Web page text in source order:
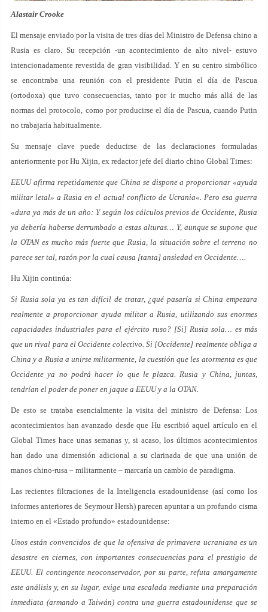
Alastair Crooke
El mensaje enviado por la visita de tres días del Ministro de Defensa chino a
Rusia es claro. Su recepción -un acontecimiento de alto nivel- estuvo
intencionadamente revestida de gran visibilidad. Y en su centro simbólico
se encontraba una reunión con el presidente Putin el día de Pascua
(ortodoxa) que tuvo consecuencias, tanto por ir mucho más allá de las
normas del protocolo, como por producirse el día de Pascua, cuando Putin
no trabajaría habitualmente.
Su mensaje clave puede deducirse de las declaraciones formuladas
anteriormente por Hu Xijin, ex redactor jefe del diario chino Global Times:
EEUU afirma repetidamente que China se dispone a proporcionar «ayuda
militar letal» a Rusia en el actual conflicto de Ucrania«. Pero esa guerra
«dura ya más de un año: Y según los cálculos previos de Occidente, Rusia
ya debería haberse derrumbado a estas alturas… Y, aunque se supone que
la OTAN es mucho más fuerte que Rusia, la situación sobre el terreno no
parece ser tal, razón por la cual causa [tanta] ansiedad en Occidente….
Hu Xijin continúa:
Si Rusia sola ya es tan difícil de tratar, ¿qué pasaría si China empezara
realmente a proporcionar ayuda militar a Rusia, utilizando sus enormes
capacidades industriales para el ejército ruso? [Si] Rusia sola… es más
que un rival para el Occidente colectivo. Si [Occidente] realmente obliga a
China y a Rusia a unirse militarmente, la cuestión que les atormenta es que
Occidente ya no podrá hacer lo que le plazca. Rusia y China, juntas,
tendrían el poder de poner en jaque a EEUU y a la OTAN.
De esto se trataba esencialmente la visita del ministro de Defensa: Los
acontecimientos han avanzado desde que Hu escribió aquel artículo en el
Global Times hace unas semanas y, si acaso, los últimos acontecimientos
han dado una dimensión adicional a su clarinada de que una unión de
manos chino-rusa – militarmente – marcaría un cambio de paradigma.
Las recientes filtraciones de la Inteligencia estadounidense (así como los
informes anteriores de Seymour Hersh) parecen apuntar a un profundo cisma
interno en el «Estado profundo» estadounidense:
Unos están convencidos de que la ofensiva de primavera ucraniana es un
desastre en ciernes, con importantes consecuencias para el prestigio de
EEUU. El contingente neoconservador, por su parte, refuta amargamente
este análisis y, en su lugar, exige una escalada mediante una preparación
inmediata (armando a Taiwán) contra una guerra estadounidense que se